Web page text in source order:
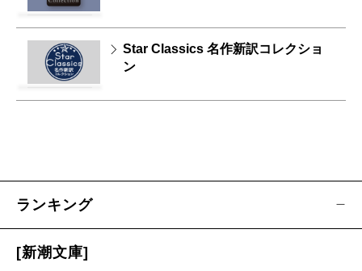
Star Classics 名作新訳コレクショ
ン
ランキング
[新潮文庫]